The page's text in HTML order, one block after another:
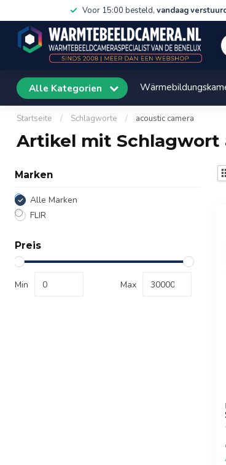
Voor 15:00 besteld, vandaag
Alle Kategorien
Startseite / Schlagworte / acoustic camera
Artikel mit Schlagwort
Marken
Alle Marken
FLIR
Preis
Min Max